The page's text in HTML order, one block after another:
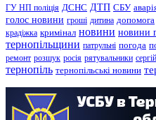
ГУ НП поліція ДСНС ДТП СБУ
голос новини гроші дитина допомога
крадіжка кримінал новини новини
тернопільщини патрульні погода
ремонт розшук росія рятувальники
тернопіль тернопільські новини